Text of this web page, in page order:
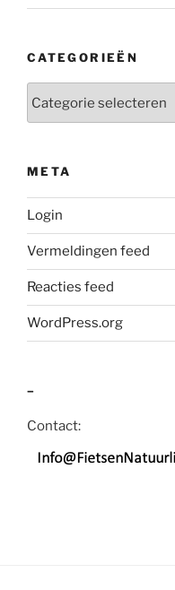
CATEGORIEËN
META
Login
Vermeldingen feed
Reacties feed
WordPress.org
–
Contact: